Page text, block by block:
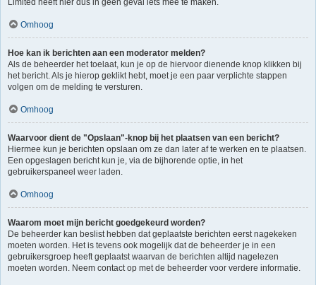
Limited heeft hier dus in geen geval iets mee te maken.
Omhoog
Hoe kan ik berichten aan een moderator melden?
Als de beheerder het toelaat, kun je op de hiervoor dienende knop klikken bij
het bericht. Als je hierop geklikt hebt, moet je een paar verplichte stappen
volgen om de melding te versturen.
Omhoog
Waarvoor dient de "Opslaan"-knop bij het plaatsen van een bericht?
Hiermee kun je berichten opslaan om ze dan later af te werken en te plaatsen.
Een opgeslagen bericht kun je, via de bijhorende optie, in het
gebruikerspaneel weer laden.
Omhoog
Waarom moet mijn bericht goedgekeurd worden?
De beheerder kan beslist hebben dat geplaatste berichten eerst nagekeken
moeten worden. Het is tevens ook mogelijk dat de beheerder je in een
gebruikersgroep heeft geplaatst waarvan de berichten altijd nagelezen
moeten worden. Neem contact op met de beheerder voor verdere informatie.